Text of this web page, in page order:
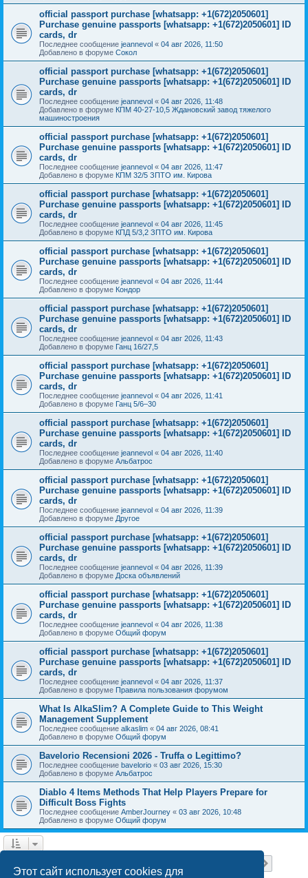
Этот сайт использует cookies для
official passport purchase [whatsapp: +1(672)2050601]
Purchase genuine passports [whatsapp: +1(672)2050601] ID
cards, dr
Последнее сообщение jeannevol « 04 авг 2026, 11:50
Добавлено в форуме Сокол
official passport purchase [whatsapp: +1(672)2050601]
Purchase genuine passports [whatsapp: +1(672)2050601] ID
cards, dr
Последнее сообщение jeannevol « 04 авг 2026, 11:48
Добавлено в форуме КПМ 40-27-10,5 Ждановский завод тяжелого
машиностроения
official passport purchase [whatsapp: +1(672)2050601]
Purchase genuine passports [whatsapp: +1(672)2050601] ID
cards, dr
Последнее сообщение jeannevol « 04 авг 2026, 11:47
Добавлено в форуме КПМ 32/5 ЗПТО им. Кирова
official passport purchase [whatsapp: +1(672)2050601]
Purchase genuine passports [whatsapp: +1(672)2050601] ID
cards, dr
Последнее сообщение jeannevol « 04 авг 2026, 11:45
Добавлено в форуме КПД 5/3,2 ЗПТО им. Кирова
official passport purchase [whatsapp: +1(672)2050601]
Purchase genuine passports [whatsapp: +1(672)2050601] ID
cards, dr
Последнее сообщение jeannevol « 04 авг 2026, 11:44
Добавлено в форуме Кондор
official passport purchase [whatsapp: +1(672)2050601]
Purchase genuine passports [whatsapp: +1(672)2050601] ID
cards, dr
Последнее сообщение jeannevol « 04 авг 2026, 11:43
Добавлено в форуме Ганц 16/27,5
official passport purchase [whatsapp: +1(672)2050601]
Purchase genuine passports [whatsapp: +1(672)2050601] ID
cards, dr
Последнее сообщение jeannevol « 04 авг 2026, 11:41
Добавлено в форуме Ганц 5/6–30
official passport purchase [whatsapp: +1(672)2050601]
Purchase genuine passports [whatsapp: +1(672)2050601] ID
cards, dr
Последнее сообщение jeannevol « 04 авг 2026, 11:40
Добавлено в форуме Альбатрос
official passport purchase [whatsapp: +1(672)2050601]
Purchase genuine passports [whatsapp: +1(672)2050601] ID
cards, dr
Последнее сообщение jeannevol « 04 авг 2026, 11:39
Добавлено в форуме Другое
official passport purchase [whatsapp: +1(672)2050601]
Purchase genuine passports [whatsapp: +1(672)2050601] ID
cards, dr
Последнее сообщение jeannevol « 04 авг 2026, 11:39
Добавлено в форуме Доска объявлений
official passport purchase [whatsapp: +1(672)2050601]
Purchase genuine passports [whatsapp: +1(672)2050601] ID
cards, dr
Последнее сообщение jeannevol « 04 авг 2026, 11:38
Добавлено в форуме Общий форум
official passport purchase [whatsapp: +1(672)2050601]
Purchase genuine passports [whatsapp: +1(672)2050601] ID
cards, dr
Последнее сообщение jeannevol « 04 авг 2026, 11:37
Добавлено в форуме Правила пользования форумом
What Is AlkaSlim? A Complete Guide to This Weight
Management Supplement
Последнее сообщение alkaslim « 04 авг 2026, 08:41
Добавлено в форуме Общий форум
Bavelorio Recensioni 2026 - Truffa o Legittimo?
Последнее сообщение bavelorio « 03 авг 2026, 15:30
Добавлено в форуме Альбатрос
Diablo 4 Items Methods That Help Players Prepare for
Difficult Boss Fights
Последнее сообщение AmberJourney « 03 авг 2026, 10:48
Добавлено в форуме Общий форум